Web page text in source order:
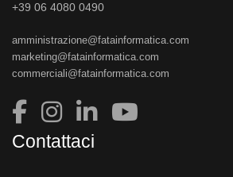
+39 06 4080 0490
amministrazione@fatainformatica.com
marketing@fatainformatica.com
commerciali@fatainformatica.com
Contattaci